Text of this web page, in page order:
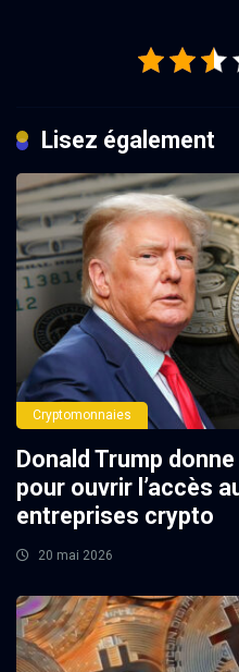
Lisez également
Cryptomonnaies
Donald Trump
pour ouvrir l’accès
entreprises crypto
20 mai 2026